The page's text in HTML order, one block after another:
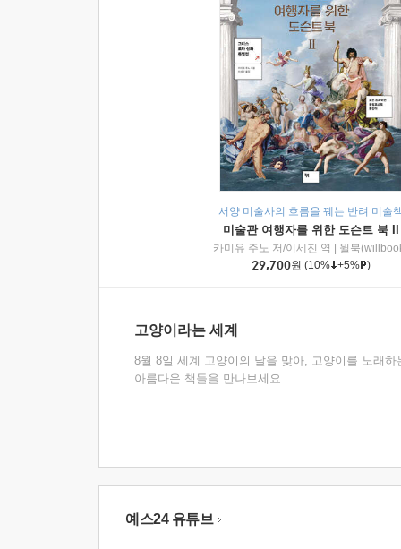
서양 미술사의 흐름을 꿰는 반려 미술
미술관 여행자를 위한 도슨트 북 II
카미유 주노 저/이세진 역
윌북
29,700원 (10% +5% )
고양이라는 세계
8월 8일 세계 고양이의 날을 맞아, 고양이를 노래하
아름다운 책들을 만나보세요.
예스24 유튜브